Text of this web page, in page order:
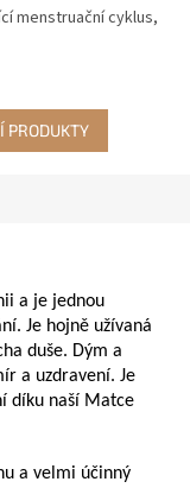
menstruační cyklus,
PRODUKTY
a je jednou
Je hojně užívaná
duše. Dým a
a uzdravení. Je
díku naší Matce
a velmi účinný